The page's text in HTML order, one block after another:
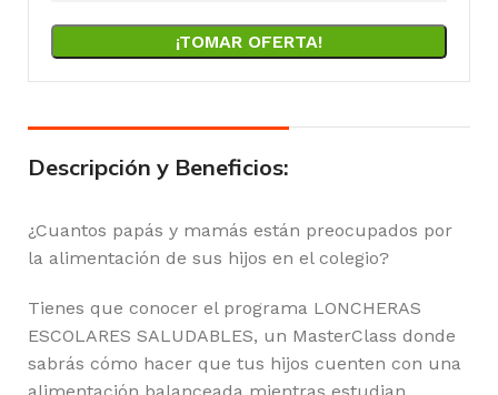
¡TOMAR OFERTA!
Descripción y Beneficios:
¿Cuantos papás y mamás están preocupados por
la alimentación de sus hijos en el colegio?
Tienes que conocer el programa LONCHERAS
ESCOLARES SALUDABLES, un MasterClass donde
sabrás cómo hacer que tus hijos cuenten con una
alimentación balanceada mientras estudian.